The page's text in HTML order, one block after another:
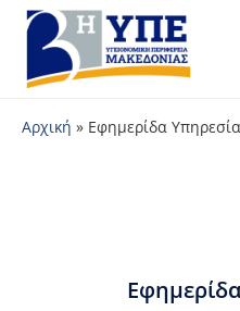
Αρχική » Εφημερίδα